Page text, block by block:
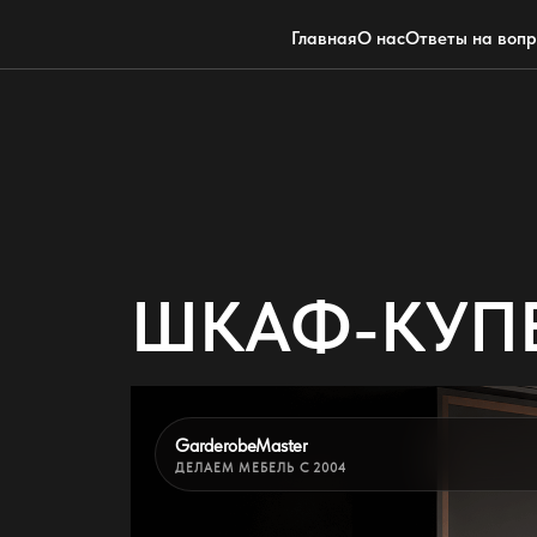
ГлавнаяО насОтветы на
ШКАФ-
GarderobeMaster
ДЕЛАЕМ МЕБЕЛЬ С 2004